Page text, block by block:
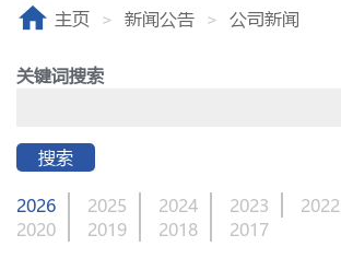
主页 新闻公告 公司新闻
关键词搜索
搜索
2026 2025 2024 2023 2022
2020
2019 2018 2017